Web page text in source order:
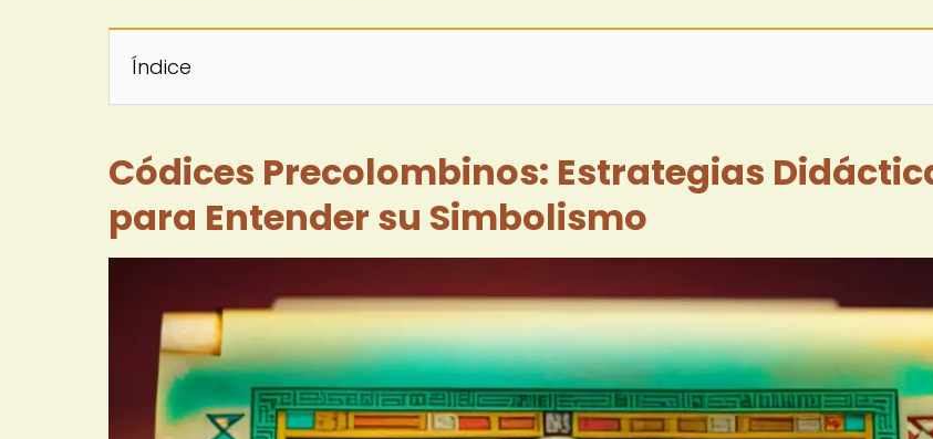
Índice
Códices Precolombinos: Estrategias
para Entender su Simbolismo